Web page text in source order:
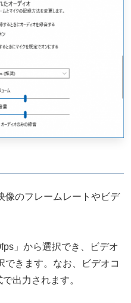
像のフレームレートやビデ
」から選択でき、ビデオ
できます。なお、ビデオコ
出力されます。